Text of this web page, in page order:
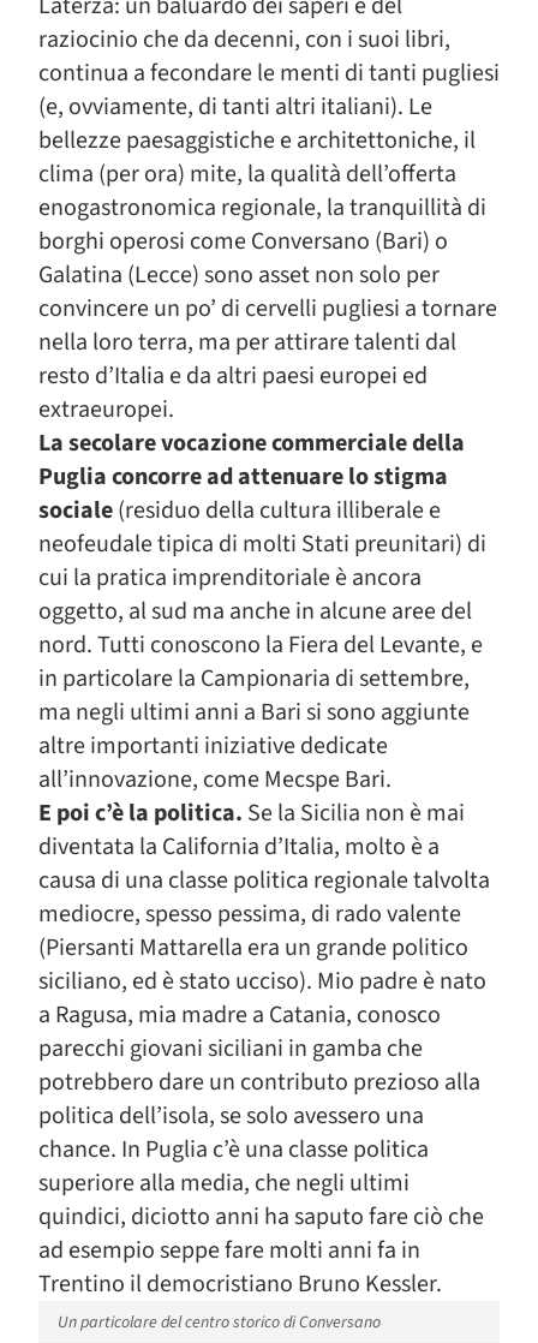
raziocinio che da decenni, con i suoi libri,
continua a fecondare le menti di tanti pugliesi
(e, ovviamente, di tanti altri italiani). Le
bellezze paesaggistiche e architettoniche, il
clima (per ora) mite, la qualità dell’offerta
enogastronomica regionale, la tranquillità di
borghi operosi come Conversano (Bari) o
Galatina (Lecce) sono asset non solo per
convincere un po’ di cervelli pugliesi a tornare
nella loro terra, ma per attirare talenti dal
resto d’Italia e da altri paesi europei ed
extraeuropei.
La secolare vocazione commerciale della
Puglia concorre ad attenuare lo stigma
sociale(residuo della cultura illiberale e
neofeudale tipica di molti Stati preunitari) di
cui la pratica imprenditoriale è ancora
oggetto, al sud ma anche in alcune aree del
nord. Tutti conoscono la Fiera del Levante, e
in particolare la Campionaria di settembre,
ma negli ultimi anni a Bari si sono aggiunte
altre importanti iniziative dedicate
all’innovazione, come Mecspe Bari.
E poi c’è la politica. Se la Sicilia non è mai
diventata la California d’Italia, molto è a
causa di una classe politica regionale talvolta
mediocre, spesso pessima, di rado valente
(Piersanti Mattarella era un grande politico
siciliano, ed è stato ucciso). Mio padre è nato
a Ragusa, mia madre a Catania, conosco
parecchi giovani siciliani in gamba che
potrebbero dare un contributo prezioso alla
politica dell’isola, se solo avessero una
chance. In Puglia c’è una classe politica
superiore alla media, che negli ultimi
quindici, diciotto anni ha saputo fare ciò che
ad esempio seppe fare molti anni fa in
Trentino il democristiano Bruno Kessler.
Un particolare del centro storico di Conversano